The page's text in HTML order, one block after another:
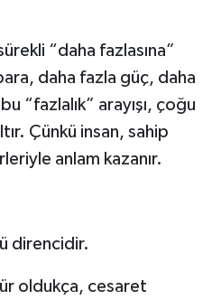
“daha fazlasına”
daha fazla güç, daha
“fazlalık” arayışı, çoğu
Çünkü insan, sahip
anlam kazanır.
direncidir.
oldukça, cesaret